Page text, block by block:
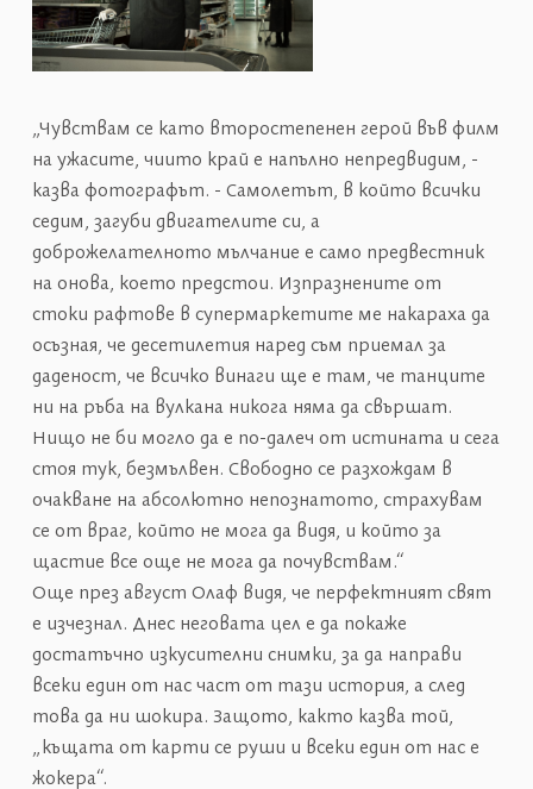
„Чувствам се като второстепенен герой във филм
на ужасите, чиито край е напълно непредвидим, -
казва фотографът. - Самолетът, в който всички
седим, загуби двигателите си, а
доброжелателното мълчание е само предвестник
на онова, което предстои. Изпразнените от
стоки рафтове в супермаркетите ме накараха да
осъзная, че десетилетия наред съм приемал за
даденост, че всичко винаги ще е там, че танците
ни на ръба на вулкана никога няма да свършат.
Нищо не би могло да е по-далеч от истината и сега
стоя тук, безмълвен. Свободно се разхождам в
очакване на абсолютно непознатото, страхувам
се от враг, който не мога да видя, и който за
щастие все още не мога да почувствам.“
Още през август Олаф видя, че перфектният свят
е изчезнал. Днес неговата цел е да покаже
достатъчно изкусителни снимки, за да направи
всеки един от нас част от тази история, а след
това да ни шокира. Защото, както казва той,
„къщата от карти се руши и всеки един от нас е
жокера“.